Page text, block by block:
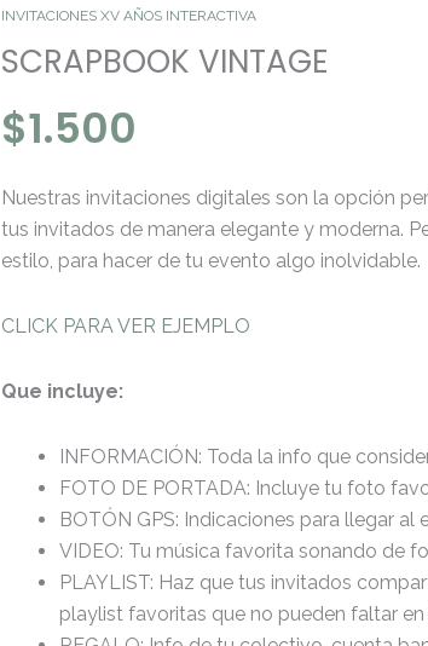
INVITACIONES XV AÑOS INTERACTIVA
SCRAPBOOK VINTAGE
$1.500
Nuestras invitaciones digitales son la opción
tus invitados de manera elegante y moderna.
estilo, para hacer de tu evento algo inolvidable.
CLICK PARA VER EJEMPLO
Que incluye:
INFORMACIÓN: Toda la info que
FOTO DE PORTADA: Incluye tu foto
BOTÓN GPS: Indicaciones para llegar al
VIDEO: Tu música favorita sonando de
PLAYLIST: Haz que tus invitados
playlist favoritas que no pueden faltar
SCRAPBOOK
VINTAGE